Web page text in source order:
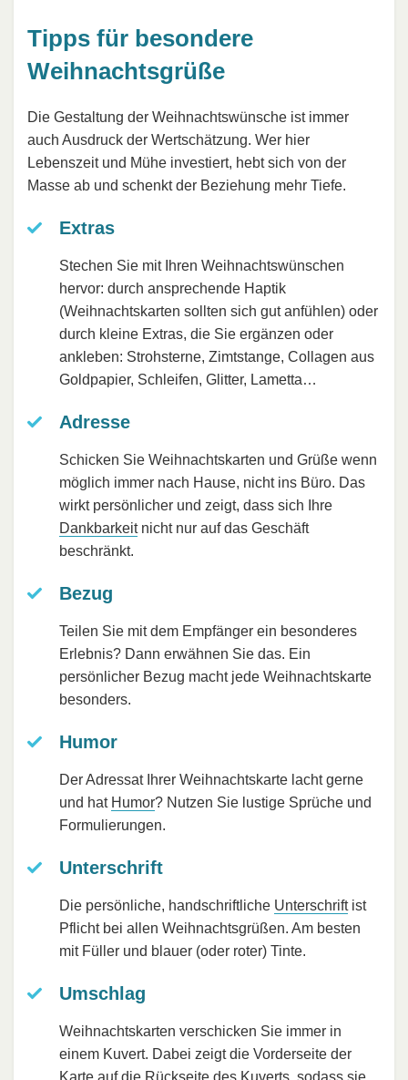
Tipps für besondere
Weihnachtsgrüße
Die Gestaltung der Weihnachtswünsche ist immer
auch Ausdruck der Wertschätzung. Wer hier
Lebenszeit und Mühe investiert, hebt sich von der
Masse ab und schenkt der Beziehung mehr Tiefe.
Extras
Stechen Sie mit Ihren Weihnachtswünschen
hervor: durch ansprechende Haptik
(Weihnachtskarten sollten sich gut anfühlen) oder
durch kleine Extras, die Sie ergänzen oder
ankleben: Strohsterne, Zimtstange, Collagen aus
Goldpapier, Schleifen, Glitter, Lametta…
Adresse
Schicken Sie Weihnachtskarten und Grüße wenn
möglich immer nach Hause, nicht ins Büro. Das
wirkt persönlicher und zeigt, dass sich Ihre
Dankbarkeitnicht nur auf das Geschäft
beschränkt.
Bezug
Teilen Sie mit dem Empfänger ein besonderes
Erlebnis? Dann erwähnen Sie das. Ein
persönlicher Bezug macht jede Weihnachtskarte
besonders.
Humor
Der Adressat Ihrer Weihnachtskarte lacht gerne
und hat Humor? Nutzen Sie lustige Sprüche und
Formulierungen.
Unterschrift
Die persönliche, handschriftliche Unterschriftist
Pflicht bei allen Weihnachtsgrüßen. Am besten
mit Füller und blauer (oder roter) Tinte.
Umschlag
Weihnachtskarten verschicken Sie immer in
einem Kuvert. Dabei zeigt die Vorderseite der
Karte auf die Rückseite des Kuverts, sodass sie